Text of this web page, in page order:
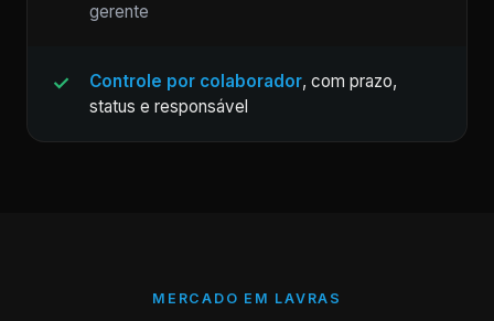
gerente
Controle por colaborador, com prazo,
status e responsável
MERCADO EM LAVRAS